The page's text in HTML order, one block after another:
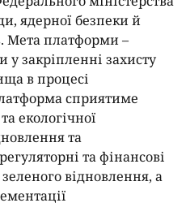
ядерної безпеки й
Мета платформи –
у закріпленні захисту
в процесі
сприятиме
екологічної
та
та фінансові
відновлення, а